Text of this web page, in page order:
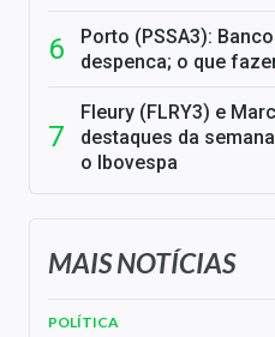
Porto (PSSA3):
despenca; o que
Fleury (FLRY3) e
destaques da
o Ibovespa
MAIS NOTÍCIAS
POLÍTICA